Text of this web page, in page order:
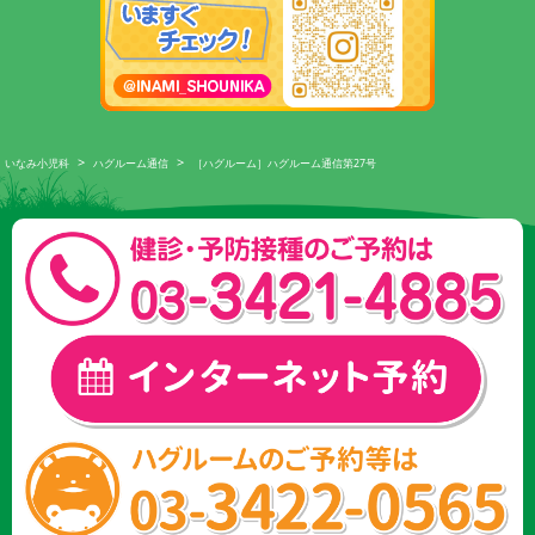
いなみ小児科 > ハグルーム通信 > ［ハグルーム］ハグルーム通信第27号